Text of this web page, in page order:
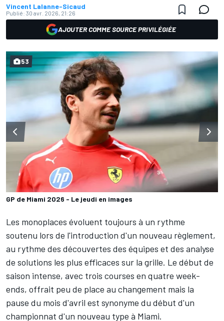
Vincent Lalanne-Sicaud
Publié: 30 avr. 2026, 21:26
AJOUTER COMME SOURCE PRIVILÉGIÉE
GP de Miami 2026 - Le jeudi en images
53
Les monoplaces évoluent toujours à un rythme
soutenu lors de l'introduction d'un nouveau règlement,
au rythme des découvertes des équipes et des analyse
de solutions les plus efficaces sur la grille. Le début de
saison intense, avec trois courses en quatre week-
ends, offrait peu de place au changement mais la
pause du mois d'avril est synonyme du début d'un
championnat d'un nouveau type à Miami.